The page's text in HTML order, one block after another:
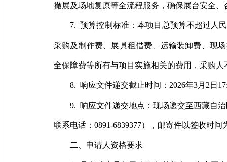
撤展及场地复原等全流程服务，确保展台安全
7. 预算控制标准：本项目总预算不超过人
采购及制作费、展具租借费、运输装卸费、现
全保障费等所有与项目实施相关的费用，采购
8. 响应文件递交截止时间：2026年3月2日
9. 响应文件递交地点：现场递交至西藏自
联系电话：0891-6839377），邮寄件以签收时间
二、申请人资格要求